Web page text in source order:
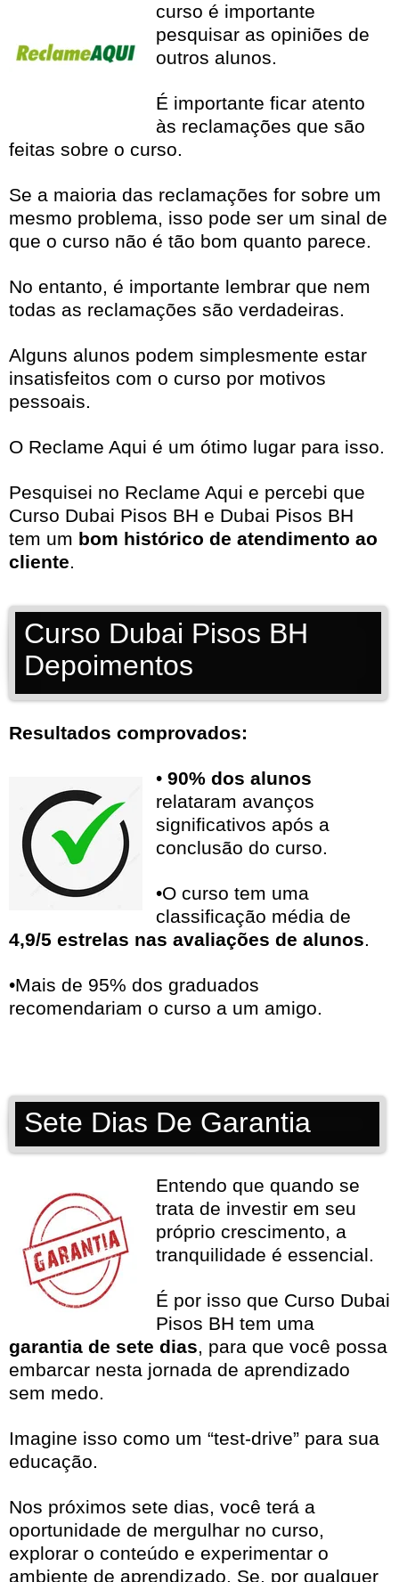
curso é importante
pesquisar as opiniões de
outros alunos.
É importante ficar atento
às reclamações que são
feitas sobre o curso.
Se a maioria das reclamações for sobre um
mesmo problema, isso pode ser um sinal de
que o curso não é tão bom quanto parece.
No entanto, é importante lembrar que nem
todas as reclamações são verdadeiras.
Alguns alunos podem simplesmente estar
insatisfeitos com o curso por motivos
pessoais.
O Reclame Aqui é um ótimo lugar para isso.
Pesquisei no Reclame Aqui e percebi que
Curso Dubai Pisos BH e Dubai Pisos BH
tem um bom histórico de atendimento ao
cliente.
Curso Dubai Pisos BH
Depoimentos
Resultados comprovados:
• 90% dos alunos
relataram avanços
significativos após a
conclusão do curso.
•O curso tem uma
classificação média de
4,9/5 estrelas nas avaliações de alunos.
•Mais de 95% dos graduados
recomendariam o curso a um amigo.
Sete Dias De Garantia
Entendo que quando se
trata de investir em seu
próprio crescimento, a
tranquilidade é essencial.
É por isso que Curso Dubai
Pisos BH tem uma
garantia de sete dias, para que você possa
embarcar nesta jornada de aprendizado
sem medo.
Imagine isso como um “test-drive” para sua
educação.
Nos próximos sete dias, você terá a
oportunidade de mergulhar no curso,
explorar o conteúdo e experimentar o
ambiente de aprendizado. Se, por qualquer